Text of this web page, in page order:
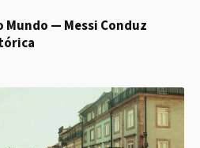
Mundo — Messi Conduz